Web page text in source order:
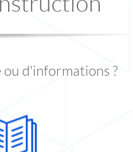
ou d'informations ?